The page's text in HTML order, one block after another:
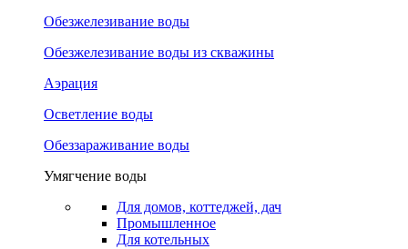
Обезжелезивание воды
Обезжелезивание воды из скважины
Аэрация
Осветление воды
Обеззараживание воды
Умягчение воды
Для домов, коттеджей, дач
Промышленное
Для котельных